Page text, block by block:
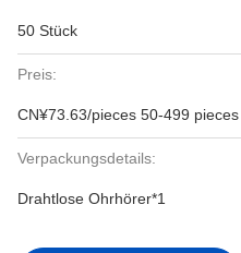
50 Stück
Preis:
CN¥73.63/pieces 50-499 pieces
Verpackungsdetails:
Drahtlose Ohrhörer*1